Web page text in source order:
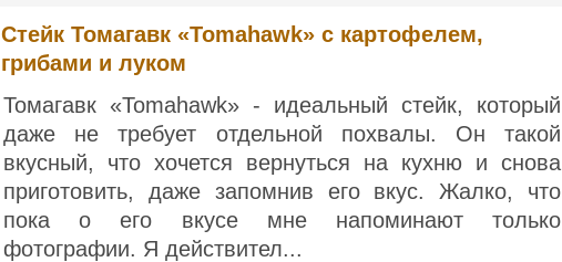
Стейк Томагавк «Tomahawk» с картофелем,
грибами и луком
Томагавк «Tomahawk» - идеальный стейк, который
даже не требует отдельной похвалы. Он такой
вкусный, что хочется вернуться на кухню и снова
приготовить, даже запомнив его вкус. Жалко, что
пока о его вкусе мне напоминают только
фотографии. Я действител...